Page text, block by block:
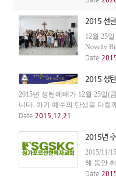
인근의
권면합니
2015 선
12월 25
Novelty
년모임이
니, 20불
Date
2015 성
2015년 성탄예배가 12월 25일(
니다. 아기 예수의 탄생을 다함
시다.
Date 2015.12.21
2015년
2015/11/
해 동안
예배합시
Date